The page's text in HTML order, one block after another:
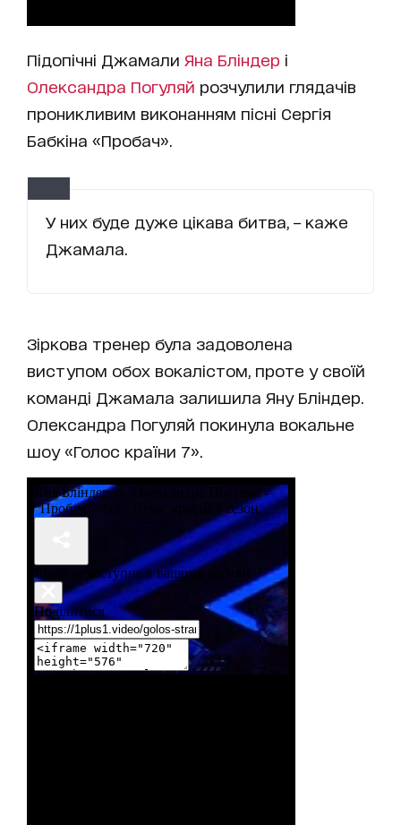
Підопічні Джамали Яна Бліндер і
Олександра Погуляй розчулили глядачів
проникливим виконанням пісні Сергія
Бабкіна «Пробач».
У них буде дуже цікава битва, – каже
Джамала.
Зіркова тренер була задоволена
виступом обох вокалістом, проте у своїй
команді Джамала залишила Яну Бліндер.
Олександра Погуляй покинула вокальне
шоу «Голос країни 7».